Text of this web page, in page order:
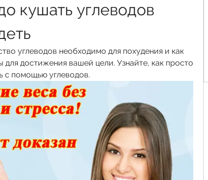
кушать углеводов
углеводов необходимо для похудения и как
для достижения вашей цели. Узнайте, как просто
с помощью углеводов.